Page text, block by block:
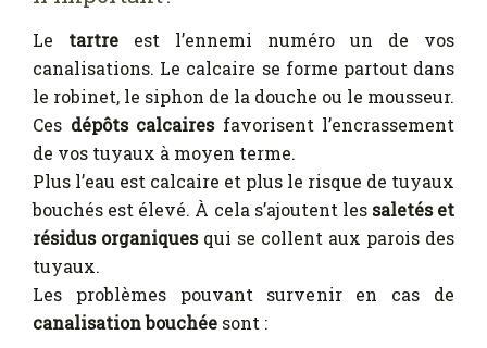
Le tartre est l’ennemi numéro un de vos
canalisations. Le calcaire se forme partout dans
le robinet, le siphon de la douche ou le mousseur.
Ces dépôts calcairesfavorisent l’encrassement
de vos tuyaux à moyen terme.
Plus l’eau est calcaire et plus le risque de tuyaux
bouchés est élevé. À cela s’ajoutent les saletés et
résidus organiques qui se collent aux parois des
tuyaux.
Les problèmes pouvant survenir en cas de
canalisation bouchée sont :